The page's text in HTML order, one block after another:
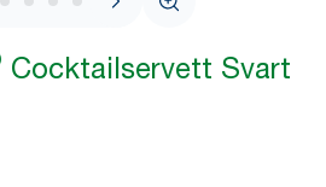
1 / 5
Cocktailservett Svart